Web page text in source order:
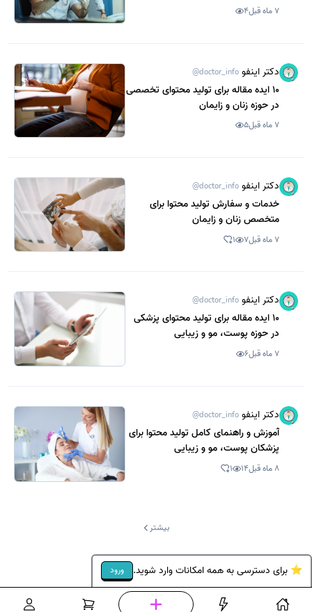
7 ماه قبل 4
دکتر اینفو @doctor_info
10 ایده مقاله برای تولید محتوای تخصصی
در حوزه زنان و زایمان
7 ماه قبل 5
دکتر اینفو @doctor_info
خدمات و سفارش تولید محتوا برای
متخصص زنان و زایمان
7 ماه قبل 7
1
دکتر اینفو @doctor_info
10 ایده مقاله برای تولید محتوای پزشکی
در حوزه پوست، مو و زیبایی
7 ماه قبل 6
دکتر اینفو @doctor_info
آموزش و راهنمای کامل تولید محتوا برای
پزشکان پوست، مو و زیبایی
8 ماه قبل 14
1
بیشتر
⭐ برای دسترسی به همه امکانات وارد شوید. ورود